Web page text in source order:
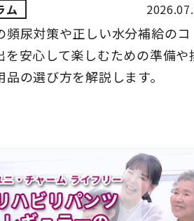
頻尿対策や正しい水分補給のコ
を安心して楽しむための準備や
品の選び方を解説します。